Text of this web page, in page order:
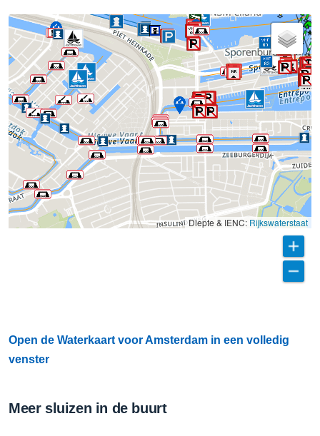
Diepte & IENC: Rijkswaterstaat
Open de Waterkaart voor Amsterdam in een volledig
venster
Meer sluizen in de buurt